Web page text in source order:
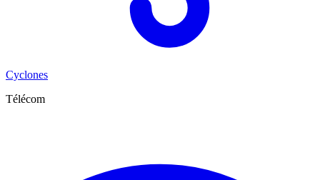
Cyclones
Télécom